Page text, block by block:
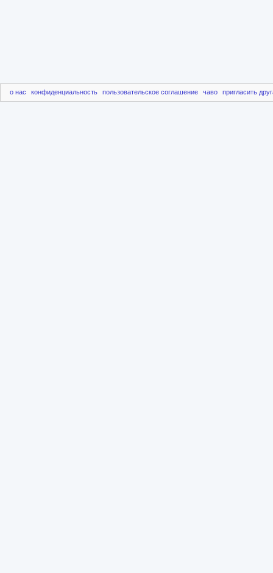
о нас конфиденциальность пользовательское соглашение чаво пригласить